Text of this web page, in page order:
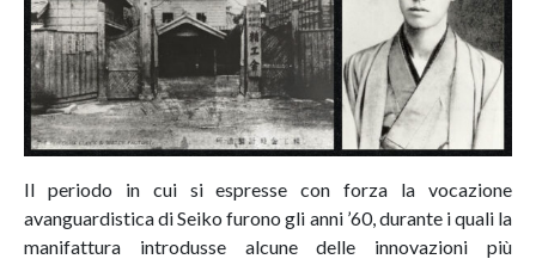
Il periodo in cui si espresse con forza la vocazione
avanguardistica di Seiko furono gli anni ’60, durante i quali la
manifattura introdusse alcune delle innovazioni più